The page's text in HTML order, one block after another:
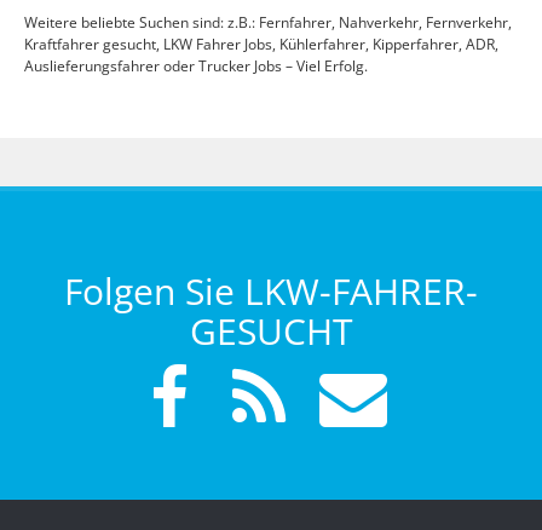
Weitere beliebte Suchen sind: z.B.: Fernfahrer, Nahverkehr, Fernverkehr,
Kraftfahrer gesucht, LKW Fahrer Jobs, Kühlerfahrer, Kipperfahrer, ADR,
Auslieferungsfahrer oder Trucker Jobs – Viel Erfolg.
Folgen Sie LKW-FAHRER-
GESUCHT